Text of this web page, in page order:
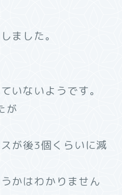
ました。
いないようです。
が
が後3個くらいに減
かはわかりません